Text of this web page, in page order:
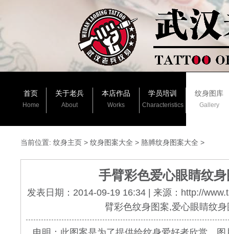
首页
Home
关于老兵
About
本店作品
Works
学员培训
Characteristics
纹身图库
Gallery
当前位置: 纹身主页 > 纹身图案大全 > 胳膊纹身图案大全 >
手臂彩色爱心眼睛纹
发表日期：2014-09-19 16:34 | 来源：http://
臂彩色纹身图案,爱心眼睛纹